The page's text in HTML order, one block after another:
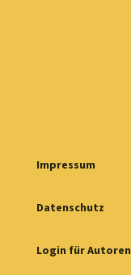
Impressum
Datenschutz
Login für Autoren